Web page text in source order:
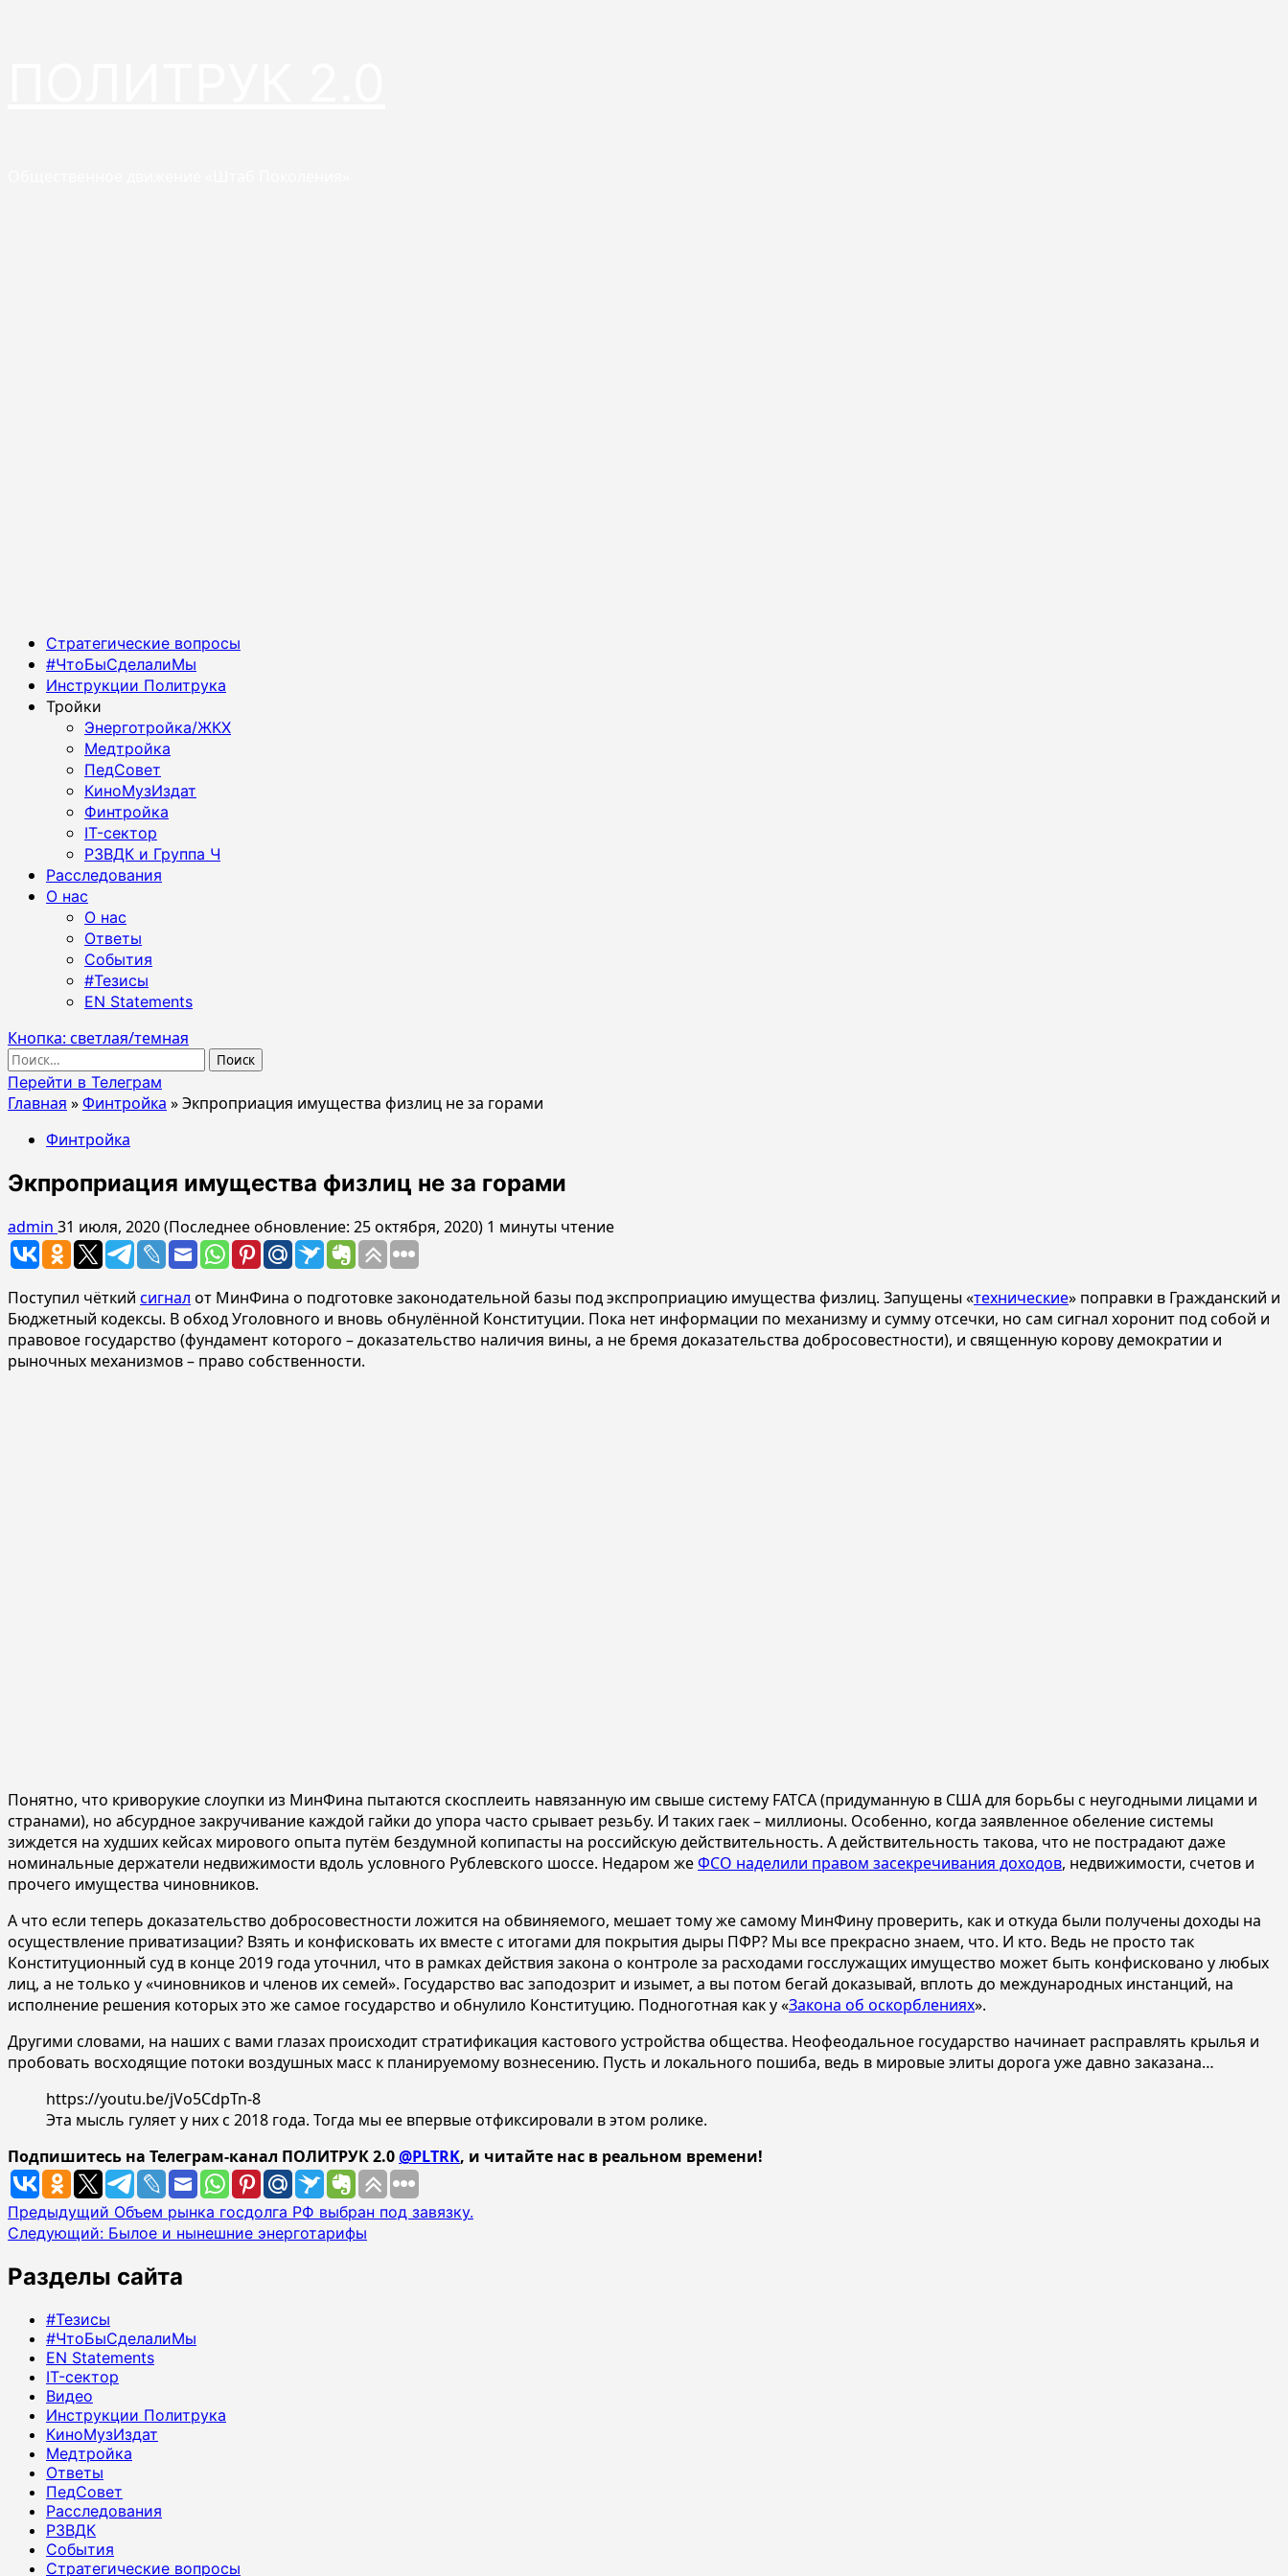
Основное
меню
Стратегические вопросы
#ЧтоБыСделалиМы
Инструкции Политрука
Тройки
Энерготройка/ЖКХ
Медтройка
ПедСовет
КиноМузИздат
Финтройка
IT-сектор
РЗВДК и Группа Ч
Расследования
О нас
О нас
Ответы
События
#Тезисы
EN Statements
Кнопка: светлая/темная
Найти:
Перейти в Телеграм
Главная »Финтройка »Экпроприация имущества физлиц не за горами
Финтройка
Экпроприация имущества физлиц не за горами
admin 31 июля, 2020 (Последнее обновление: 25 октября, 2020) 1 минуты чтение
Поступил чёткий сигнал от МинФина о подготовке законодательной базы под экспроприацию имущества физлиц. Запущены «технические» поправки в Гражданский и
Бюджетный кодексы. В обход Уголовного и вновь обнулённой Конституции. Пока нет информации по механизму и сумму отсечки, но сам сигнал хоронит под собой и
правовое государство (фундамент которого – доказательство наличия вины, а не бремя доказательства добросовестности), и священную корову демократии и
рыночных механизмов – право собственности.
Понятно, что криворукие слоупки из МинФина пытаются скосплеить навязанную им свыше систему FATCA (придуманную в США для борьбы с неугодными лицами и
странами), но абсурдное закручивание каждой гайки до упора часто срывает резьбу. И таких гаек – миллионы. Особенно, когда заявленное обеление системы
зиждется на худших кейсах мирового опыта путём бездумной копипасты на российскую действительность. А действительность такова, что не пострадают даже
номинальные держатели недвижимости вдоль условного Рублевского шоссе. Недаром жеФСО наделили правом засекречивания доходов, недвижимости, счетов и
прочего имущества чиновников.
А что если теперь доказательство добросовестности ложится на обвиняемого, мешает тому же самому МинФину проверить, как и откуда были получены доходы на
осуществление приватизации? Взять и конфисковать их вместе с итогами для покрытия дыры ПФР? Мы все прекрасно знаем, что. И кто. Ведь не просто так
Конституционный суд в конце 2019 года уточнил, что в рамках действия закона о контроле за расходами госслужащих имущество может быть конфисковано у любых
лиц, а не только у «чиновников и членов их семей». Государство вас заподозрит и изымет, а вы потом бегай доказывай, вплоть до международных инстанций, на
исполнение решения которых это же самое государство и обнулило Конституцию. Подноготная как у «Закона об оскорблениях».
Другими словами, на наших с вами глазах происходит стратификация кастового устройства общества. Неофеодальное государство начинает расправлять крылья и
пробовать восходящие потоки воздушных масс к планируемому вознесению. Пусть и локального пошиба, ведь в мировые элиты дорога уже давно заказана…
https://youtu.be/jVo5CdpTn-8
Эта мысль гуляет у них с 2018 года. Тогда мы ее впервые отфиксировали в этом ролике.
Подпишитесь на Телеграм-канал ПОЛИТРУК 2.0@PLTRK, и читайте нас в реальном времени!
Навигация
записи
Предыдущий Объем рынка госдолга РФ выбран под завязку.
Следующий: Былое и нынешние энерготарифы
Разделы сайта
#Тезисы
#ЧтоБыСделалиМы
EN Statements
IT-сектор
Видео
Инструкции Политрука
КиноМузИздат
Медтройка
Ответы
ПедСовет
Расследования
РЗВДК
События
Стратегические вопросы